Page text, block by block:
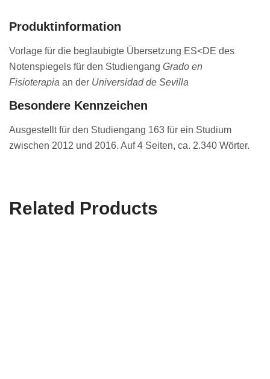
Produktinformation
Vorlage für die beglaubigte Übersetzung ES<DE des
Notenspiegels für den Studiengang Grado en
Fisioterapia an der Universidad de Sevilla
Besondere Kennzeichen
Ausgestellt für den Studiengang 163 für ein Studium
zwischen 2012 und 2016. Auf 4 Seiten, ca. 2.340 Wörter.
Related Products